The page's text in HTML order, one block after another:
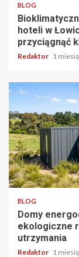
BLOG
hoteli w
przyciągnąć
Redaktor 1
5 min odczytu
BLOG
Domy
ekologiczne
utrzymania
Redaktor 1